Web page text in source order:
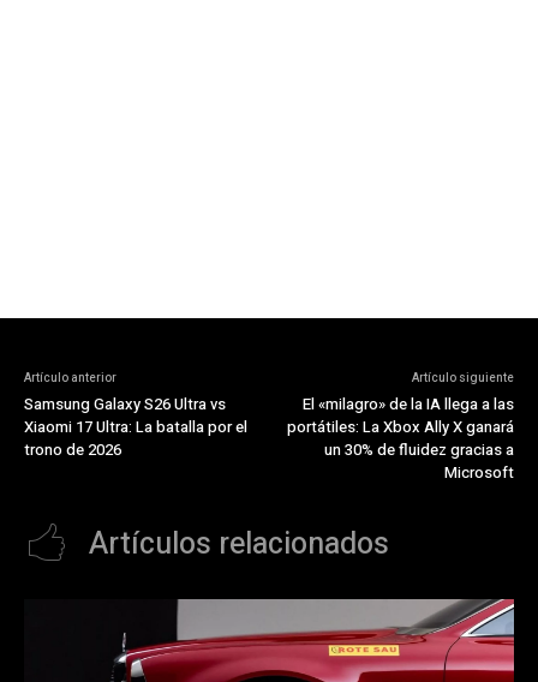
Artículo anterior
Samsung Galaxy S26 Ultra vs
Xiaomi 17 Ultra: La batalla por el
trono de 2026
Artículo siguiente
El «milagro» de la IA llega a las
portátiles: La Xbox Ally X ganará
un 30% de fluidez gracias a
Microsoft
Artículos relacionados